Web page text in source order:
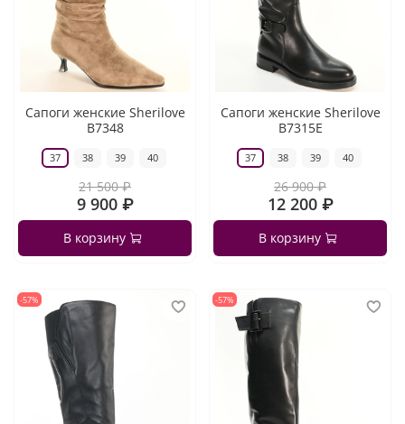
Сапоги женские Sherilove
B7348
37 38 39 40
21 500 ₽
9 900 ₽
В корзину
Сапоги женские Sherilove
B7315E
37 38 39 40
26 900 ₽
12 200 ₽
В корзину
-57% -57%